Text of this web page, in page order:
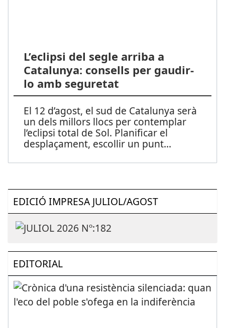
L’eclipsi del segle arriba a
Catalunya: consells per gaudir-
lo amb seguretat
El 12 d’agost, el sud de Catalunya serà
un dels millors llocs per contemplar
l’eclipsi total de Sol. Planificar el
desplaçament, escollir un punt...
EDICIÓ IMPRESA JULIOL/AGOST
EDITORIAL